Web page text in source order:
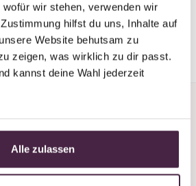
wir stehen, verwenden wir
hilfst du uns, Inhalte auf
Website behutsam zu
zeigen, was wirklich zu dir passt.
kannst deine Wahl jederzeit
Alle zulassen
burial in a scattered meadow,
residual ashes)